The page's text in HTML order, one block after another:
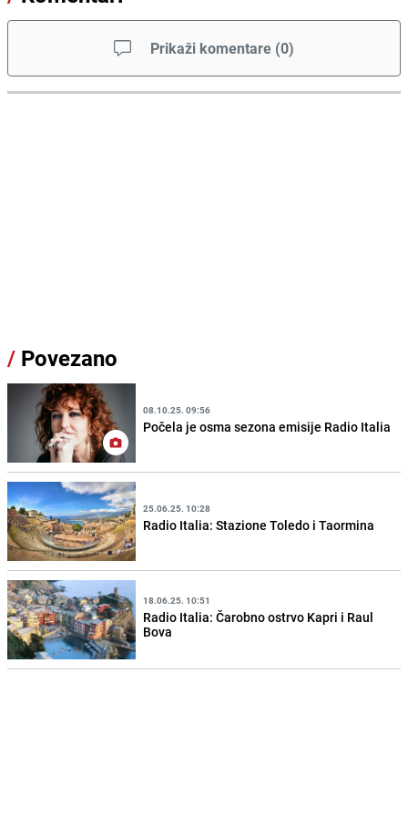
Prikaži komentare (0)
/ Povezano
08.10.25. 09:56
Počela je osma sezona emisije Radio Italia
25.06.25. 10:28
Radio Italia: Stazione Toledo i Taormina
18.06.25. 10:51
Radio Italia: Čarobno ostrvo Kapri i Raul
Bova